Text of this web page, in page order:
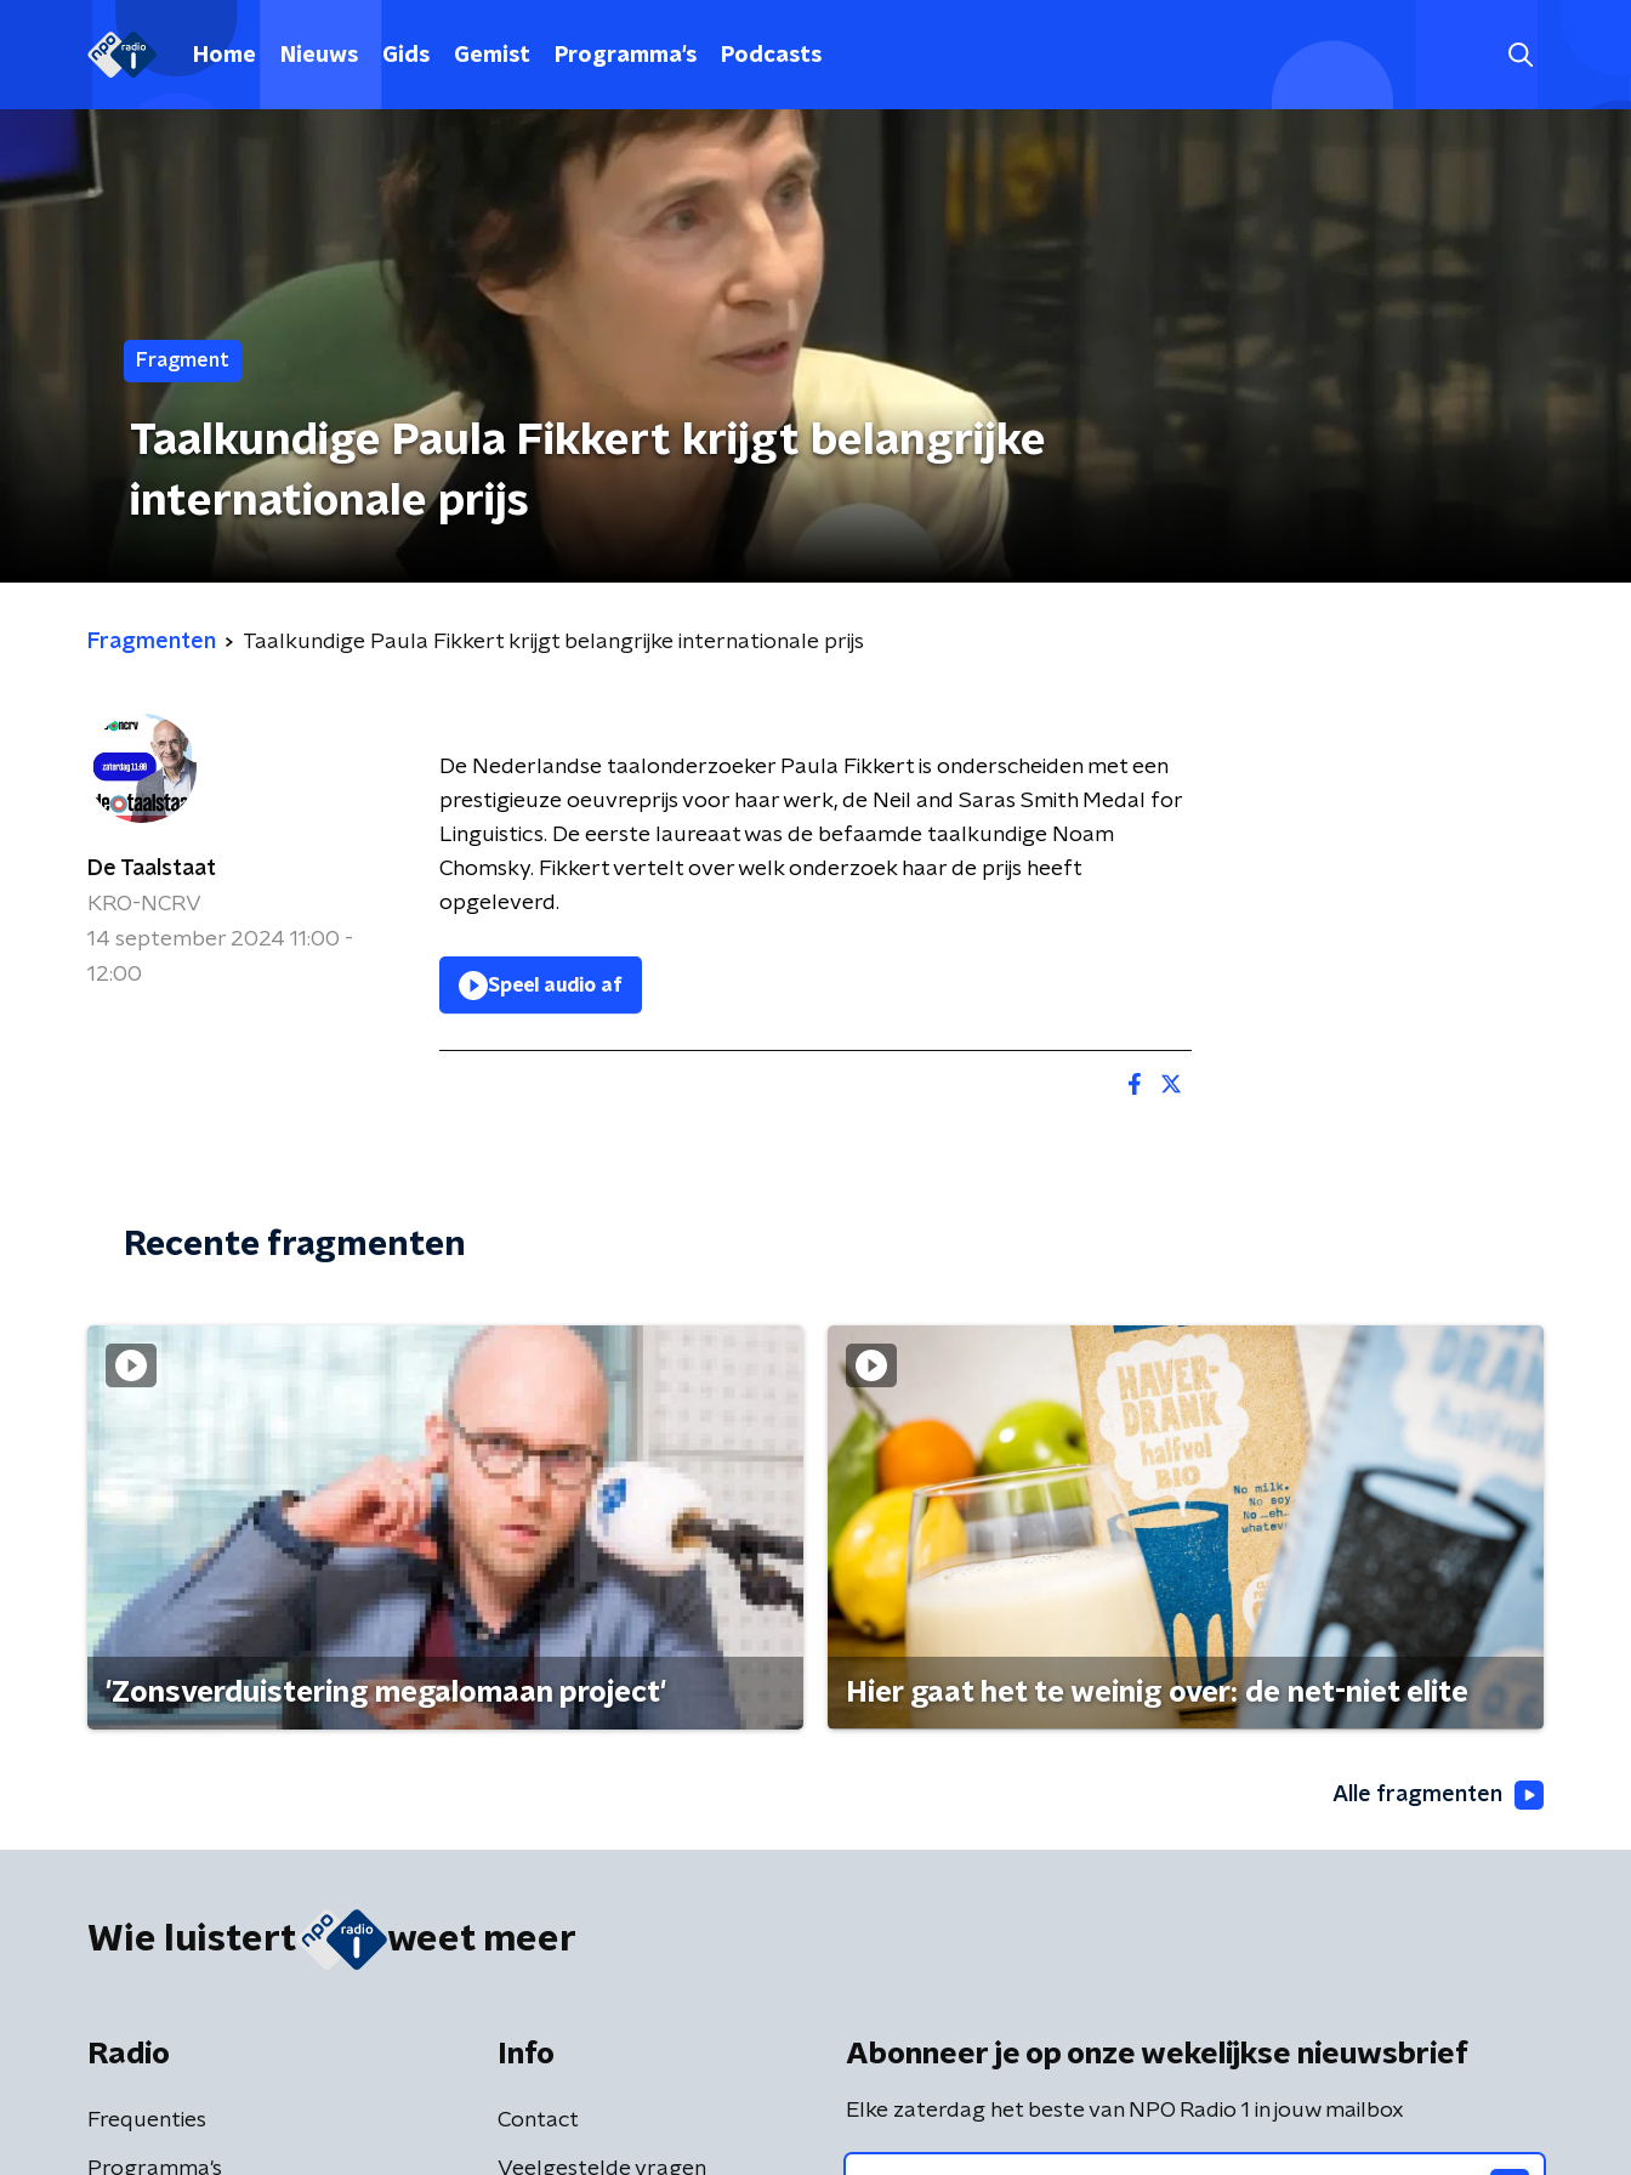
Home Nieuws Gids Gemist Programma's Podcasts
Fragment
Taalkundige Paula Fikkert krijgt belangrijke
internationale prijs
Fragmenten Taalkundige Paula Fikkert krijgt belangrijke internationale prijs
De Taalstaat
KRO-NCRV
14 september 2024 11:00 -
12:00
De Nederlandse taalonderzoeker Paula Fikkert is onderscheiden met een
prestigieuze oeuvreprijs voor haar werk, de Neil and Saras Smith Medal for
Linguistics. De eerste laureaat was de befaamde taalkundige Noam
Chomsky. Fikkert vertelt over welk onderzoek haar de prijs heeft
opgeleverd.
Speel audio af
Recente fragmenten
'Zonsverduistering megalomaan project' Hier gaat het te weinig over: de net-niet elite
Alle fragmenten
Wie luistert weet meer
Radio
Frequenties
Programma's
Info
Contact
Veelgestelde vragen
Abonneer je op onze wekelijkse nieuwsbrief
Elke zaterdag het beste van NPO Radio 1 in jouw mailbox